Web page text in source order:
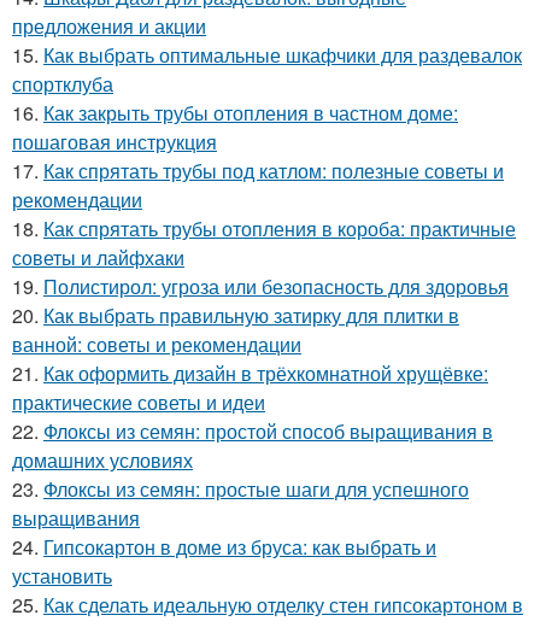
предложения и акции
15. Как выбрать оптимальные шкафчики для раздевалок
спортклуба
16. Как закрыть трубы отопления в частном доме:
пошаговая инструкция
17. Как спрятать трубы под катлом: полезные советы и
рекомендации
18. Как спрятать трубы отопления в короба: практичные
советы и лайфхаки
19. Полистирол: угроза или безопасность для здоровья
20. Как выбрать правильную затирку для плитки в
ванной: советы и рекомендации
21. Как оформить дизайн в трёхкомнатной хрущёвке:
практические советы и идеи
22. Флоксы из семян: простой способ выращивания в
домашних условиях
23. Флоксы из семян: простые шаги для успешного
выращивания
24. Гипсокартон в доме из бруса: как выбрать и
установить
25. Как сделать идеальную отделку стен гипсокартоном в